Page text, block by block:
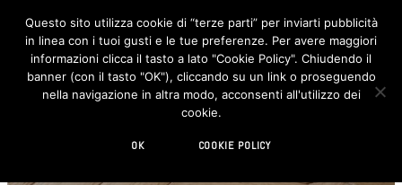
F
c
e
b
o
I
n
s
t
Questo sito utilizza cookie di “terze parti” per inviarti pubblicità
in linea con i tuoi gusti e le tue preferenze. Per avere maggiori
informazioni clicca il tasto a lato "Cookie Policy". Chiudendo il
banner (con il tasto "OK"), cliccando su un link o proseguendo
nella navigazione in altra modo, acconsenti all'utilizzo dei
cookie.
OK COOKIE POLICY